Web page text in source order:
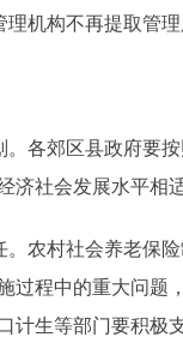
构不再提取管理
郊区县政府要按
济社会发展水平相
村社会养老保险
过程中的重大问题
计生等部门要积极